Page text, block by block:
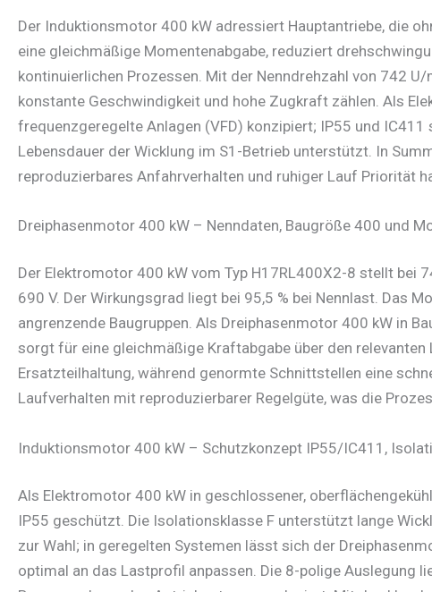
Der Induktionsmotor 400 kW adressiert Hauptantriebe, die
eine gleichmäßige Momentenabgabe, reduziert
kontinuierlichen Prozessen. Mit der Nenn­drehzahl von 742
konstante Geschwindigkeit und hohe Zugkraft zählen. Als
frequenzgeregelte Anlagen (VFD) konzipiert; IP55 und
Lebensdauer der Wicklung im S1-Betrieb unterstützt. In
reproduzierbares Anfahrverhalten und ruhiger Lauf Priorität
Dreiphasenmotor 400 kW – Nenndaten, Baugröße 400 und
Der Elektromotor 400 kW vom Typ H17RL400X2-8 stellt bei
690 V. Der Wirkungsgrad liegt bei 95,5 % bei Nennlast.
angrenzende Baugruppen. Als Dreiphasenmotor 400 kW in
sorgt für eine gleichmäßige Kraftabgabe über den
Ersatzteilhaltung, während genormte Schnittstellen eine
Laufverhalten mit reproduzierbarer Regelgüte, was die
Induktionsmotor 400 kW – Schutzkonzept IP55/IC411,
Als Elektromotor 400 kW in geschlossener,
IP55 geschützt. Die Isolationsklasse F unterstützt lange
zur Wahl; in geregelten Systemen lässt sich der
optimal an das Lastprofil anpassen. Die 8-polige Auslegung